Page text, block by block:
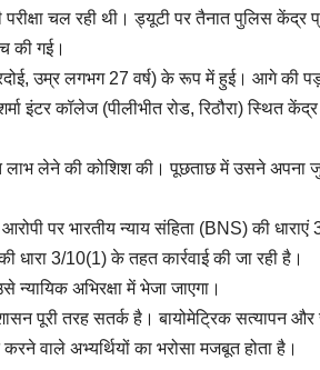
चल रही थी। ड्यूटी पर तैनात पुलिस केंद्र
की गई।
उम्र लगभग 27 वर्ष) के रूप में हुई। आगे की
इंटर कॉलेज (पीलीभीत रोड, रिठौरा) स्थित
लाभ लेने की कोशिश की। पूछताछ में उसने अपना
पर भारतीय न्याय संहिता (BNS) की धाराएं
धारा 3/10(1) के तहत कार्रवाई की जा रही है।
अभिरक्षा में भेजा जाएगा।
पूरी तरह सतर्क है। बायोमेट्रिक सत्यापन
वाले अभ्यर्थियों का भरोसा मजबूत होता है।